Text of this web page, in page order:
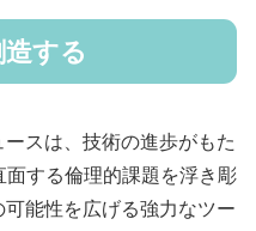
する
スは、技術の進歩がもた
する倫理的課題を浮き彫
能性を広げる強力なツー